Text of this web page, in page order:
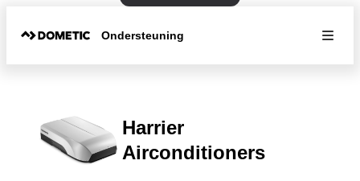
Ondersteuning
Harrier
Airconditioners